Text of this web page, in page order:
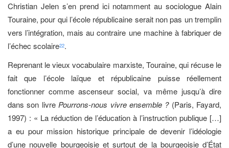
Christian Jelen s’en prend ici notamment au sociologue Alain
Touraine, pour qui l’école républicaine serait non pas un tremplin
vers l’intégration, mais au contraire une machine à fabriquer de
l’échec scolaire22.
Reprenant le vieux vocabulaire marxiste, Touraine, qui récuse le
fait que l’école laïque et républicaine puisse réellement
fonctionner comme ascenseur social, va même jusqu’à dire
dans son livre Pourrons-nous vivre ensemble ?(Paris, Fayard,
1997) : « La réduction de l’éducation à l’instruction publique […]
a eu pour mission historique principale de devenir l’idéologie
d’une nouvelle bourgeoisie et surtout de la bourgeoisie d’État